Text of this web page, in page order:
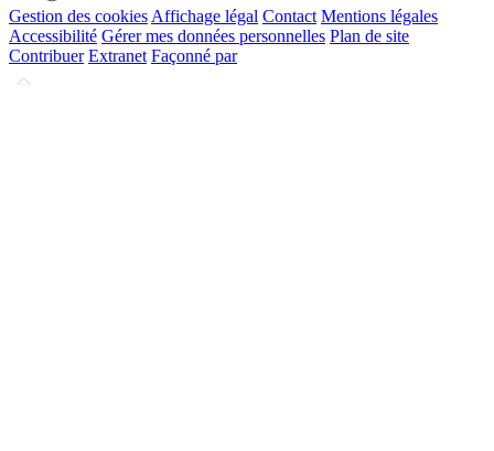
Gestion des cookies Affichage légal Contact Mentions légales
Accessibilité Gérer mes données personnelles Plan de site
Contribuer Extranet Façonné par